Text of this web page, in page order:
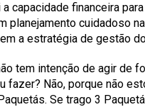
capacidade financeira
planejamento cuidadoso
a estratégia de gestão
tem intenção de agir de
fazer? Não, porque não
Se trago 3